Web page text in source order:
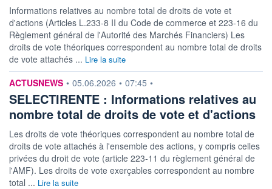
Informations relatives au nombre total de droits de vote et
d'actions (Articles L.233-8 II du Code de commerce et 223-16 du
Règlement général de l'Autorité des Marchés Financiers) Les
droits de vote théoriques correspondent au nombre total de droits
de vote attachés ... Lire la suite
information fournie par
ACTUSNEWS • 05.06.2026 • 07:45 •
SELECTIRENTE : Informations relatives au
nombre total de droits de vote et d'actions
Les droits de vote théoriques correspondent au nombre total de
droits de vote attachés à l'ensemble des actions, y compris celles
privées du droit de vote (article 223-11 du règlement général de
l'AMF). Les droits de vote exerçables correspondent au nombre
total ... Lire la suite